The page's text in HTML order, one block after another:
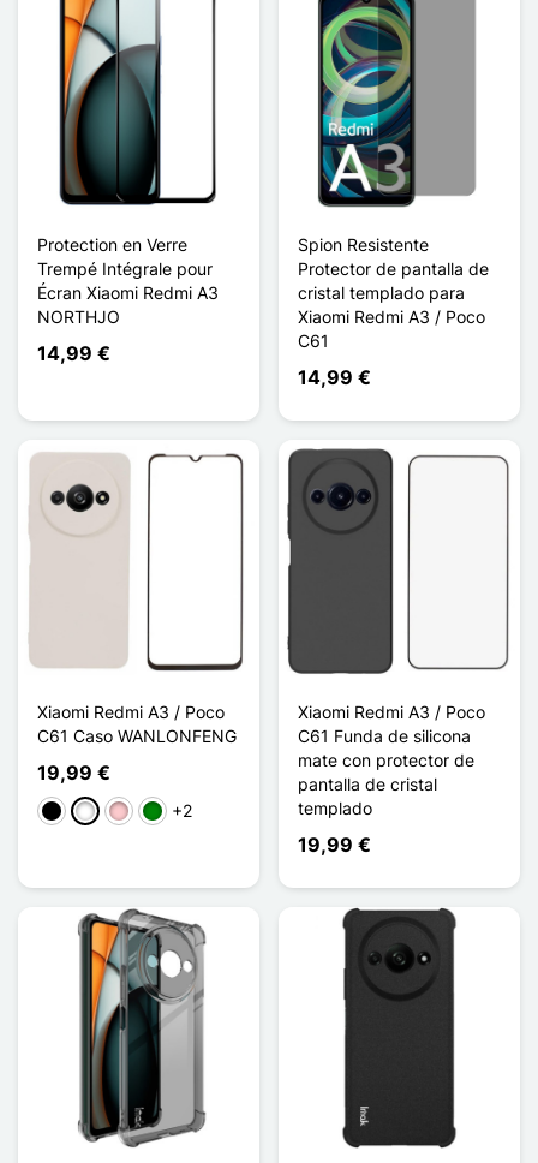
Protection en Verre
Trempé Intégrale pour
Écran Xiaomi Redmi A3
NORTHJO
14,99 €
Spion Resistente
Protector de pantalla de
cristal templado para
Xiaomi Redmi A3 / Poco
C61
14,99 €
Xiaomi Redmi A3 / Poco
C61 Caso WANLONFENG
19,99 €
NegroBlancoRosaVerde
+2
Xiaomi Redmi A3 / Poco
C61 Funda de silicona
mate con protector de
pantalla de cristal
templado
19,99 €